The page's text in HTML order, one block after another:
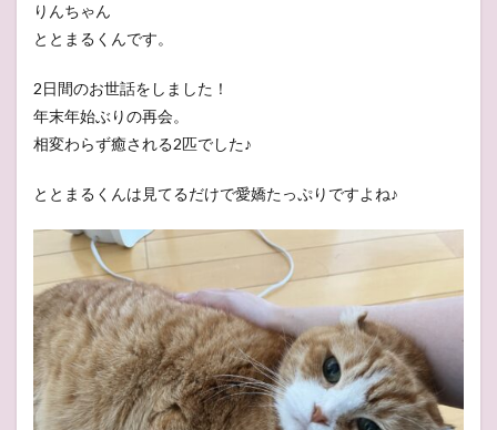
りんちゃん
ととまるくんです。
2日間のお世話をしました！
年末年始ぶりの再会。
相変わらず癒される2匹でした♪
ととまるくんは見てるだけで愛嬌たっぷりですよね♪